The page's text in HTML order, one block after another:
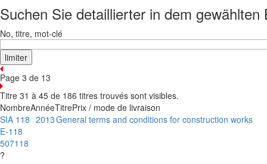
Suchen Sie detaillierter in dem gewählten
No, titre, mot-clé
Page 3 de 13
Titre 31 à 45 de 186 titres trouvés sont visibles.
NombreAnnéeTitrePrix / mode de livraison
SIA 118
E-118
507118
?
2013General terms and conditions for construction works